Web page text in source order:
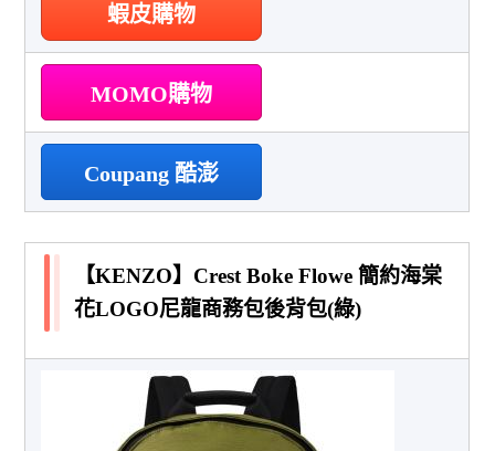
蝦皮購物
MOMO購物
Coupang 酷澎
【KENZO】Crest Boke Flowe 簡約海棠
花LOGO尼龍商務包後背包(綠)